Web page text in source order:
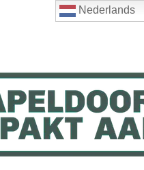
Nederlands